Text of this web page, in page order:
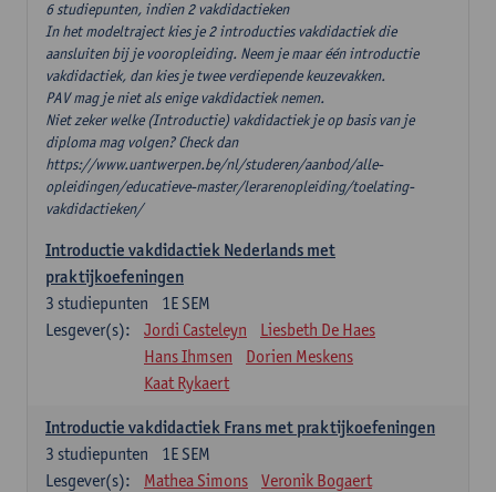
6 studiepunten, indien 2 vakdidactieken
In het modeltraject kies je 2 introducties vakdidactiek die
aansluiten bij je vooropleiding. Neem je maar één introductie
vakdidactiek, dan kies je twee verdiepende keuzevakken.
PAV mag je niet als enige vakdidactiek nemen.
Niet zeker welke (Introductie) vakdidactiek je op basis van je
diploma mag volgen? Check dan
https://www.uantwerpen.be/nl/studeren/aanbod/alle-
opleidingen/educatieve-master/lerarenopleiding/toelating-
vakdidactieken/
Introductie vakdidactiek Nederlands met
praktijkoefeningen
1E SEM
3 studiepunten
Lesgever(s):
Jordi Casteleyn
Liesbeth De Haes
Hans Ihmsen
Dorien Meskens
Kaat Rykaert
Introductie vakdidactiek Frans met praktijkoefeningen
1E SEM
3 studiepunten
Lesgever(s):
Mathea Simons
Veronik Bogaert